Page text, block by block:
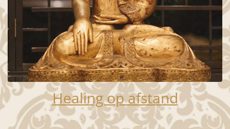
Healing op afstand